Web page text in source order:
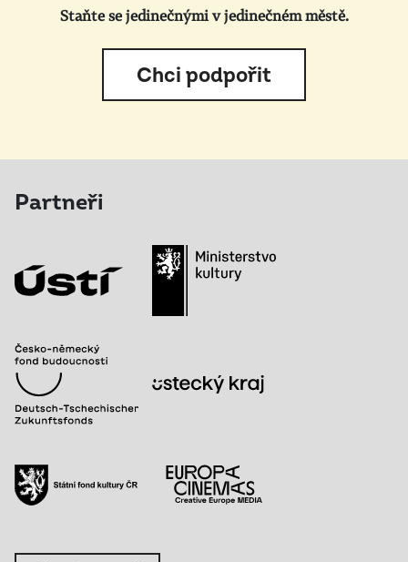
Staňte se jedinečnými v jedinečném městě.
Chci podpořit
Partneři